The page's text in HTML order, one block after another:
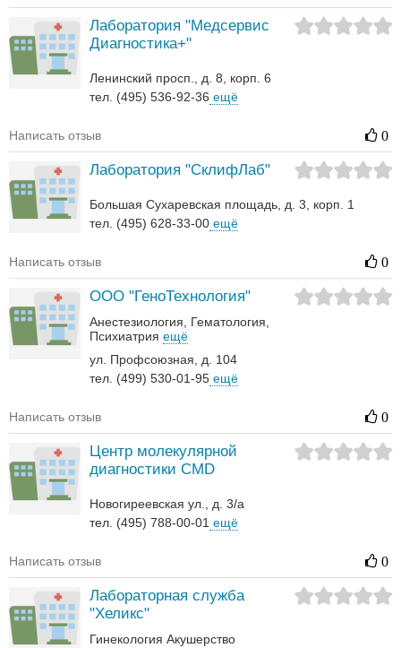
Лаборатория "Медсервис
Диагностика+"
Ленинский просп., д. 8, корп. 6
тел. (495) 536-92-36 ещё
Написать отзыв 0
Лаборатория "СклифЛаб"
Большая Сухаревская площадь, д. 3, корп. 1
тел. (495) 628-33-00 ещё
Написать отзыв 0
ООО "ГеноТехнология"
Анестезиология
Гематология‎
Психиатрия ещё
ул. Профсоюзная, д. 104
тел. (499) 530-01-95 ещё
Написать отзыв 0
Центр молекулярной
диагностики CMD
Новогиреевская ул., д. 3/а
тел. (495) 788-00-01 ещё
Написать отзыв 0
Лабораторная служба
"Хеликс"
Гинекология Акушерство